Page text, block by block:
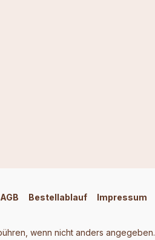
AGB Bestellablauf Impressum
wenn nicht anders angegeben.